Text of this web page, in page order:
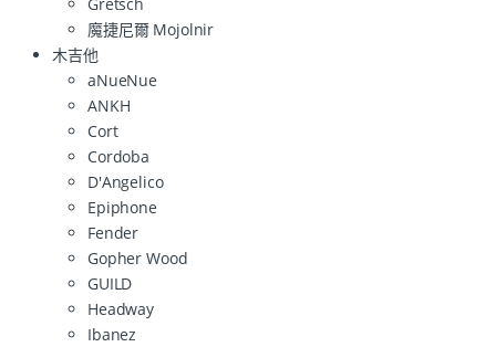
魔捷尼爾 Mojolnir
木吉他
aNueNue
ANKH
Cort
Cordoba
D'Angelico
Epiphone
Fender
Gopher Wood
GUILD
Headway
Ibanez